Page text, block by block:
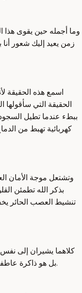
وما أجمله حين يقوى هذا
زمن يعيد إليك شعور أنا
اسمع هذه الحقيقة
الحقيقة التي سأقولها
ببطء عندما تطيل
كهربائية تهبط من
وتشتعل موجة الأمان
بذكر الله تطمئن
تنشيط العصب الحائر
كلاهما يشيران إلى
بل هو ذاكرة عاطفية كاملة هذا هو الجزء الذي يصدم كل الناس.